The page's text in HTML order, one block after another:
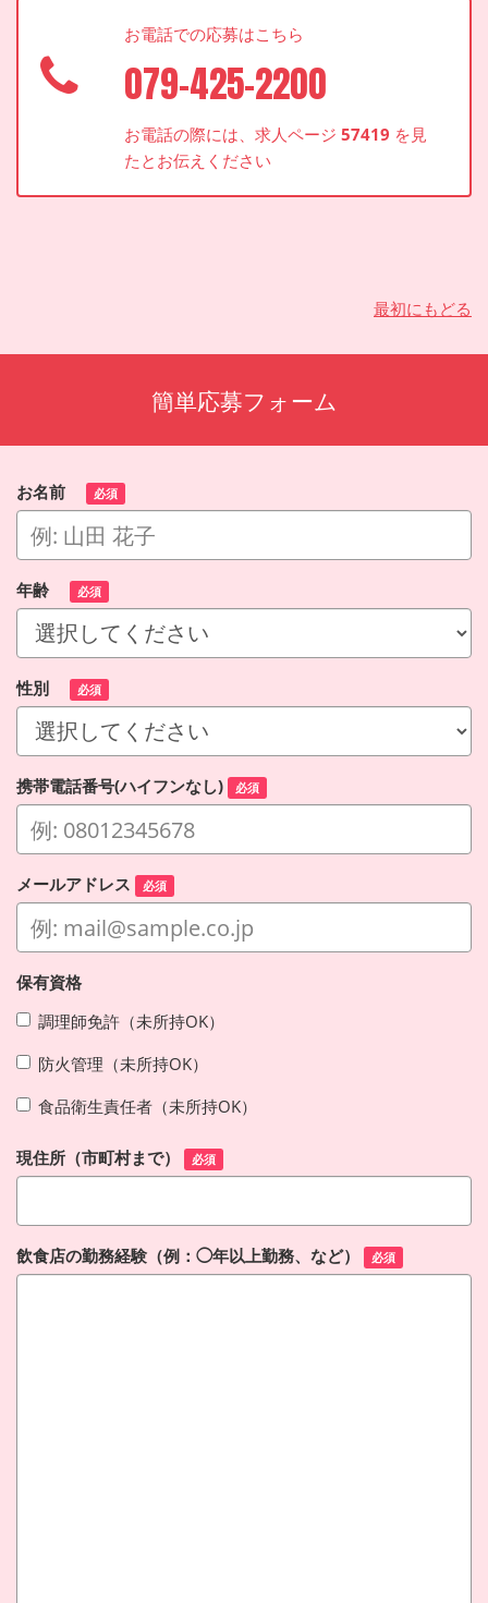
お電話での応募はこちら
079-425-2200
お電話の際には、求人ページ57419 を見
たとお伝えください
最初にもどる
簡単応募フォーム
お名前 必須
年齢 必須
性別 必須
携帯電話番号(ハイフンなし) 必須
メールアドレス 必須
保有資格
調理師免許（未所持OK）
防火管理（未所持OK）
食品衛生責任者（未所持OK）
現住所（市町村まで） 必須
飲食店の勤務経験（例：◯年以上勤務、など） 必須